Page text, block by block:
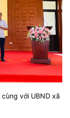
với UBND xã